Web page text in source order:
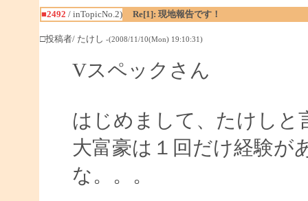
■2492 / inTopicNo.2) Re[1]: 現地報告です！
□投稿者/ たけし -(2008/11/10(Mon) 19:10:31)
Vスペックさん
はじめまして、たけしと
大富豪は１回だけ経験が
な。。。